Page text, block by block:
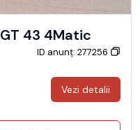
GT 43 4Matic
ID anunț: 277256
Vezi detalii